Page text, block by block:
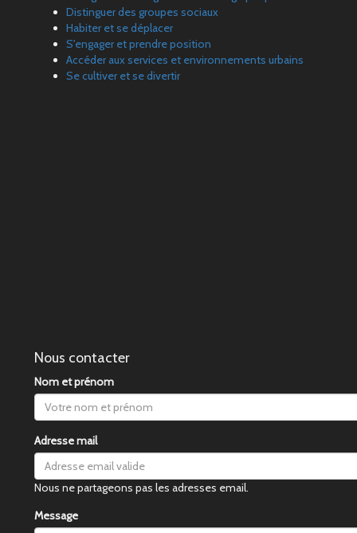
Distinguer des groupes sociaux
Habiter et se déplacer
S'engager et prendre position
Accéder aux services et environnements urbains
Se cultiver et se divertir
Nous contacter
Nom et prénom
Adresse mail
Nous ne partageons pas les adresses email.
Message